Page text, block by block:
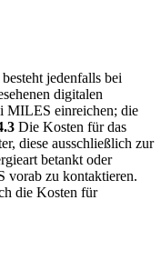
jedenfalls bei
digitalen
MILES einreichen; die
Die Kosten für das
diese ausschließlich zur
betankt oder
vorab zu kontaktieren.
die Kosten für